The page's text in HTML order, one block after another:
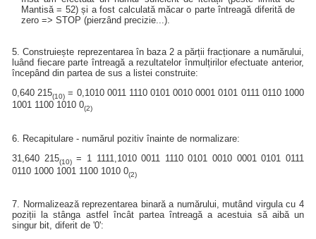
Mantisă = 52) și a fost calculată măcar o parte întreagă diferită de
zero => STOP (pierzând precizie...).
5. Construiește reprezentarea în baza 2 a părții fracționare a numărului,
luând fiecare parte întreagă a rezultatelor înmulțirilor efectuate anterior,
începând din partea de sus a listei construite:
0,640 215(10) = 0,1010 0011 1110 0101 0010 0001 0101 0111 0110 1000
1001 1100 1010 0(2)
6. Recapitulare - numărul pozitiv înainte de normalizare:
31,640 215(10)= 1 1111,1010 0011 1110 0101 0010 0001 0101 0111
0110 1000 1001 1100 1010 0(2)
7. Normalizează reprezentarea binară a numărului, mutând virgula cu 4
poziții la stânga astfel încât partea întreagă a acestuia să aibă un
singur bit, diferit de '0':